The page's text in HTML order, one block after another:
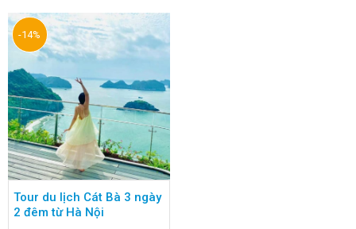
-14%
Tour du lịch Cát Bà 3 ngày
2 đêm từ Hà Nội